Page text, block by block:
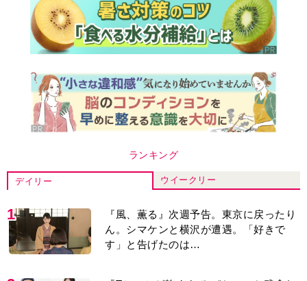
ランキング
デイリー ウイークリー
1
『風、薫る』次週予告。東京に戻ったり
ん。シマケンと横沢が遭遇。「好きで
す」と告げたのは…